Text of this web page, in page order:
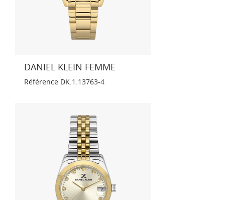
DANIEL KLEIN FEMME
Référence DK.1.13763-4